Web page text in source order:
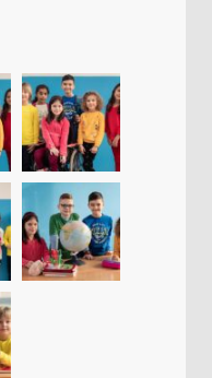
Добоја 1424
1306
(1941-